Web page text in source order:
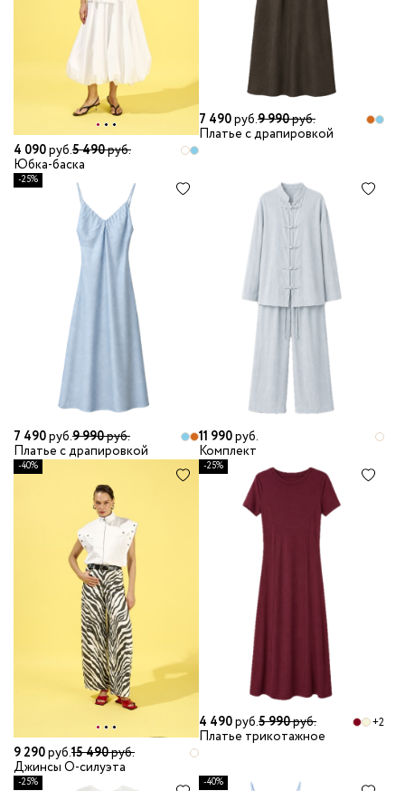
4 090руб.5 490руб.
Юбка-баска
7 490руб.9 990руб.
Платье с драпировкой
-25%
7 490руб.9 990руб.
Платье с драпировкой
11 990руб.
Комплект
-40%
9 290руб.15 490руб.
Джинсы О-силуэта
-25%
4 490руб.5 990руб.
Платье трикотажное
+2
-25% -40%